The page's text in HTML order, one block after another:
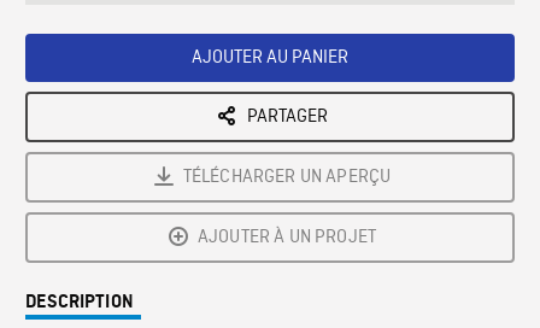
AJOUTER AU PANIER
PARTAGER
TÉLÉCHARGER UN APERÇU
AJOUTER À UN PROJET
DESCRIPTION